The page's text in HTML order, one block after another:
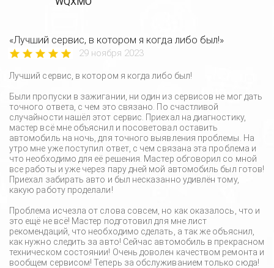
«Лучший сервис, в котором я когда либо был!»
29 ноября 2023
Лучший сервис, в котором я когда либо был!
Были пропуски в зажигании, ни один из сервисов не мог дать
точного ответа, с чем это связано. По счастливой
случайности нашёл этот сервис. Приехал на диагностику,
мастер всё мне объяснил и посоветовал оставить
автомобиль на ночь, для точного выявления проблемы. На
утро мне уже поступил ответ, с чем связана эта проблема и
что необходимо для её решения. Мастер обговорил со мной
все работы и уже через пару дней мой автомобиль был готов!
Приехал забирать авто и был несказанно удивлён тому,
какую работу проделали!
Проблема исчезла от слова совсем, но как оказалось, что и
это ещё не всё! Мастер подготовил для мне лист
рекомендаций, что необходимо сделать, а так же объяснил,
как нужно следить за авто! Сейчас автомобиль в прекрасном
техническом состоянии! Очень доволен качеством ремонта и
вообщем сервисом! Теперь за обслуживанием только сюда!